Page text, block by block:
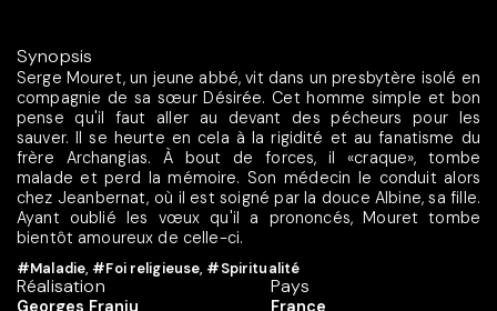
Synopsis
Serge Mouret, un jeune abbé, vit dans un presbytère isolé en
compagnie de sa sœur Désirée. Cet homme simple et bon
pense qu'il faut aller au devant des pécheurs pour les
sauver. Il se heurte en cela à la rigidité et au fanatisme du
frère Archangias. À bout de forces, il «craque», tombe
malade et perd la mémoire. Son médecin le conduit alors
chez Jeanbernat, où il est soigné par la douce Albine, sa fille.
Ayant oublié les vœux qu'il a prononcés, Mouret tombe
bientôt amoureux de celle-ci.
#Maladie, #Foi religieuse, #Spiritualité
Réalisation
Georges Franju
Pays
France